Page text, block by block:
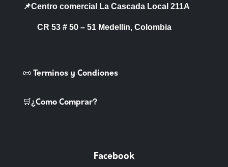
📌Centro comercial La Cascada Local 211A
CR 53 # 50 – 51 Medellin, Colombia
📜 Terminos y Condiones
🛒¿Como Comprar?
Facebook